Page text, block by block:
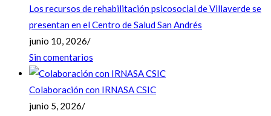
Los recursos de rehabilitación psicosocial de Villaverde se
presentan en el Centro de Salud San Andrés
junio 10, 2026/
Sin comentarios
Colaboración con IRNASA CSIC
junio 5, 2026/